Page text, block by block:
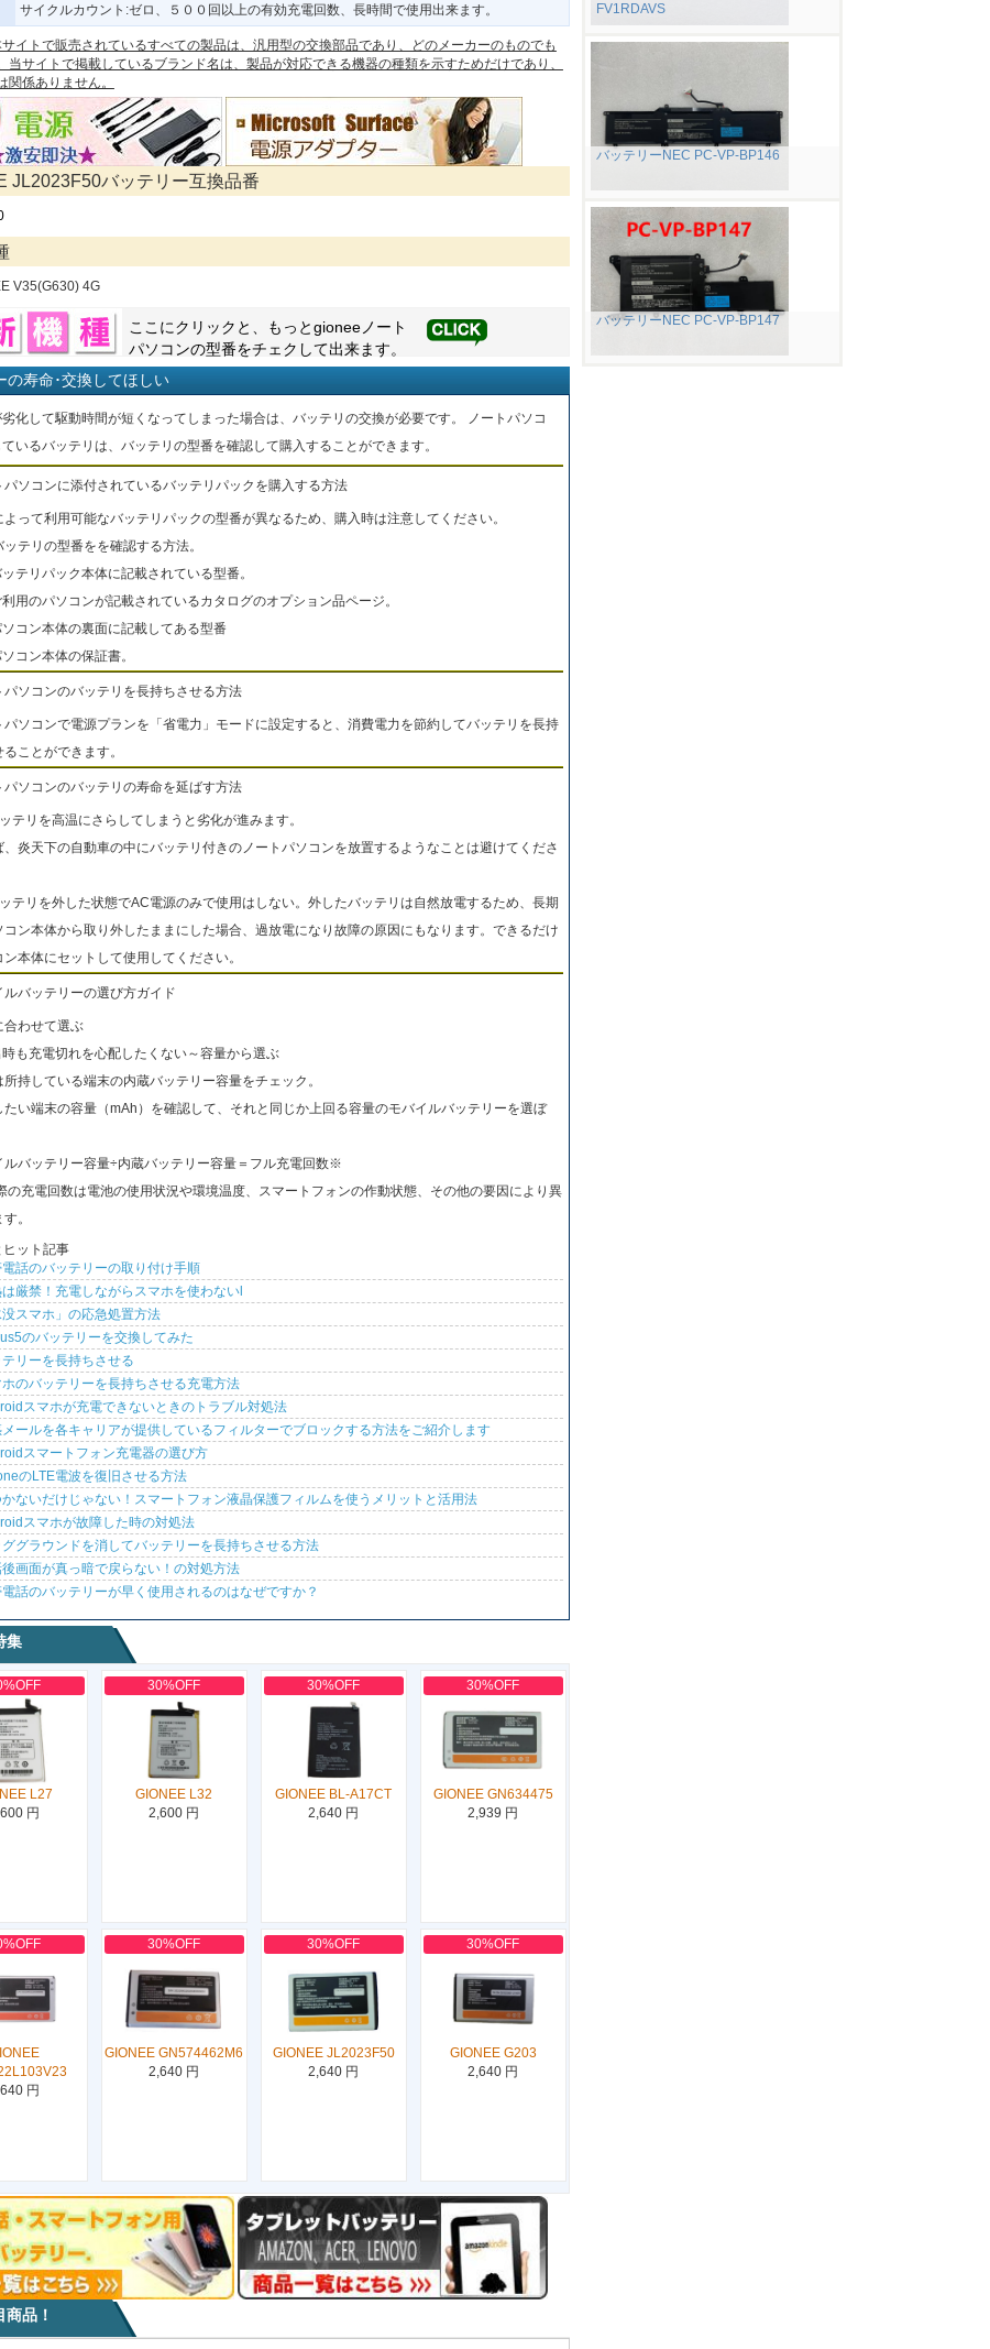
サイクルカウント:ゼロ、５００回以上の有効充電回数、長時間で使用出来ます。
イトで販売されているすべての製品は、汎用型の交換部品であり、どのメーカーのものでも
当サイトで掲載しているブランド名は、製品が対応できる機器の種類を示すためだけであり、
関係ありません。
JL2023F50バッテリー互換品番
V35(G630) 4G
ここにクリックと、もっとgioneeノート
パソコンの型番をチェクして出来ます。
の寿命･交換してほしい
化して駆動時間が短くなってしまった場合は、バッテリの交換が必要です。 ノートパソコ
いるバッテリは、バッテリの型番を確認して購入することができます。
パソコンに添付されているバッテリパックを購入する方法
よって利用可能なバッテリパックの型番が異なるため、購入時は注意してください。
ッテリの型番をを確認する方法。
テリパック本体に記載されている型番。
用のパソコンが記載されているカタログのオプション品ページ。
コン本体の裏面に記載してある型番
コン本体の保証書。
パソコンのバッテリを長持ちさせる方法
パソコンで電源プランを「省電力」モードに設定すると、消費電力を節約してバッテリを長持
ることができます。
パソコンのバッテリの寿命を延ばす方法
テリを高温にさらしてしまうと劣化が進みます。
、炎天下の自動車の中にバッテリ付きのノートパソコンを放置するようなことは避けてくださ
テリを外した状態でAC電源のみで使用はしない。外したバッテリは自然放電するため、長期
コン本体から取り外したままにした場合、過放電になり故障の原因にもなります。できるだけ
ン本体にセットして使用してください。
ルバッテリーの選び方ガイド
合わせて選ぶ
時も充電切れを心配したくない～容量から選ぶ
所持している端末の内蔵バッテリー容量をチェック。
たい端末の容量（mAh）を確認して、それと同じか上回る容量のモバイルバッテリーを選ぼ
ルバッテリー容量÷内蔵バッテリー容量＝フル充電回数※
の充電回数は電池の使用状況や環境温度、スマートフォンの作動状態、その他の要因により異
。
ヒット記事
話のバッテリーの取り付け手順
厳禁！充電しながらスマホを使わないl
没スマホ」の応急処置方法
のバッテリーを交換してみた
リーを長持ちさせる
ホのバッテリーを長持ちさせる充電方法
スマホが充電できないときのトラブル対処法
ールを各キャリアが提供しているフィルターでブロックする方法をご紹介します
スマートフォン充電器の選び方
のLTE電波を復旧させる方法
ないだけじゃない！スマートフォン液晶保護フィルムを使うメリットと活用法
スマホが故障した時の対処法
グラウンドを消してバッテリーを長持ちさせる方法
画面が真っ暗で戻らない！の対処方法
話のバッテリーが早く使用されるのはなぜですか？
集
L27
円
30%OFF
GIONEE L32
2,600 円
30%OFF
GIONEE BL-A17CT
2,640 円
30%OFF
GIONEE GN634475
2,939 円
円
30%OFF
GIONEE GN574462M6
2,640 円
30%OFF
GIONEE JL2023F50
2,640 円
30%OFF
GIONEE G203
2,640 円
品！
FV1RDAVS
バッテリーNEC PC-VP-BP146
バッテリーNEC PC-VP-BP147